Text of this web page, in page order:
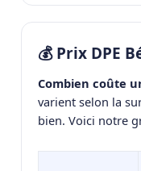
💰 Prix DPE
Combien coûte
varient selon la
bien. Voici notre